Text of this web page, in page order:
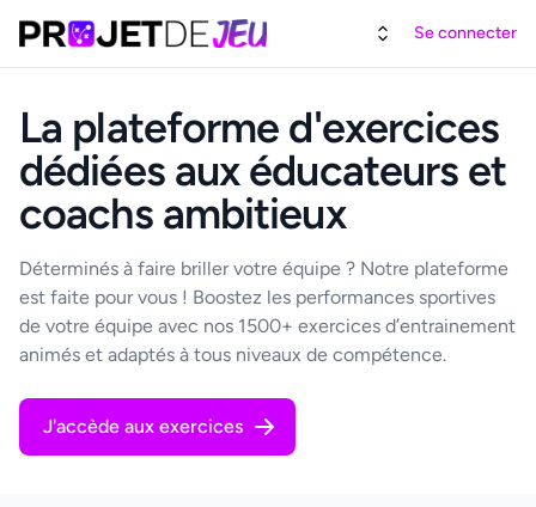
Se connecter
La plateforme d'exercices
dédiées aux éducateurs et
coachs ambitieux
Déterminés à faire briller votre équipe ? Notre plateforme
est faite pour vous ! Boostez les performances sportives
de votre équipe avec nos 1500+ exercices d’entrainement
animés et adaptés à tous niveaux de compétence.
J'accède aux exercices